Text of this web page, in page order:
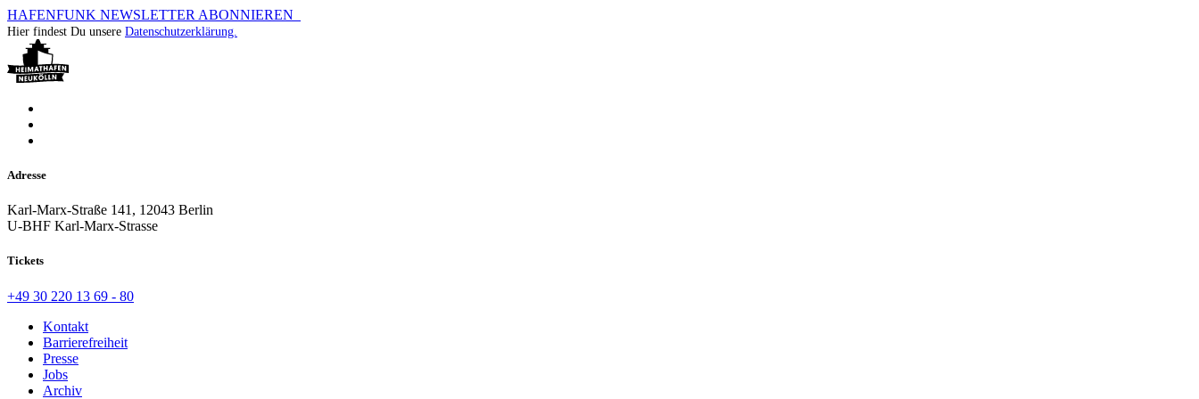
HAFENFUNK NEWSLETTER ABONNIEREN
Hier findest Du unsere Datenschutzerklärung.
Adresse
Karl-Marx-Straße 141, 12043 Berlin
U-BHF Karl-Marx-Strasse
Tickets
+49 30 220 13 69 - 80
Kontakt
Barrierefreiheit
Presse
Jobs
Archiv